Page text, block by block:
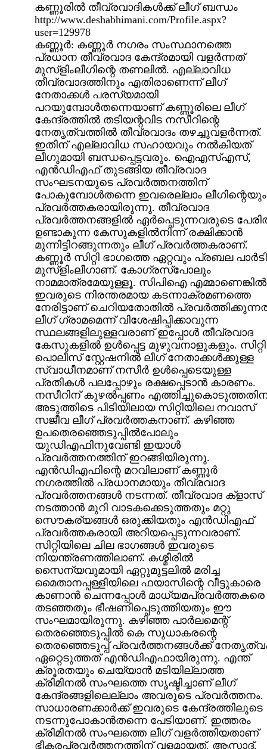
കണ്ണൂരില്‍ തീവ്രവാദികള്‍ക്ക് ലീഗ് ബന്ധം
http://www.deshabhimani.com/Profile.aspx?
user=129978
കണ്ണൂര്‍: കണ്ണൂര്‍ നഗരം സംസ്ഥാനത്തെ
പ്രധാന തീവ്രവാദ കേന്ദ്രമായി വളര്‍ന്നത്
മുസ്ളിംലീഗിന്റെ തണലില്‍. എല്ലാവിധ
തീവ്രവാദത്തിനും എതിരാണെന്ന് ലീഗ്
നേതാക്കള്‍ പരസ്യമായി
പറയുമ്പോള്‍തന്നെയാണ് കണ്ണൂരിലെ ലീഗ്
കേന്ദ്രത്തില്‍ തടിയന്റവിട നസീറിന്റെ
നേതൃത്വത്തില്‍ തീവ്രവാദം തഴച്ചുവളര്‍ന്നത്.
ഇതിന് എല്ലാവിധ സഹായവും നല്‍കിയത്
ലീഗുമായി ബന്ധപ്പെട്ടവരും. ഐഎസ്എസ്,
എന്‍ഡിഎഫ് തുടങ്ങിയ തീവ്രവാദ
സംഘടനയുടെ പ്രവര്‍ത്തനത്തിന്
പോകുമ്പോള്‍തന്നെ ഇവരെല്ലാം ലീഗിന്റെയും
പ്രവര്‍ത്തകരായിരുന്നു. തീവ്രവാദ
പ്രവര്‍ത്തനങ്ങളില്‍ ഏര്‍പ്പെടുന്നവരുടെ
ഉണ്ടാകുന്ന കേസുകളില്‍നിന്ന് രക്ഷിക്കാന്‍
മുന്നിട്ടിറങ്ങുന്നതും ലീഗ് പ്രവര്‍ത്തകരാണ്.
കണ്ണൂര്‍ സിറ്റി ഭാഗത്തെ ഏറ്റവും പ്രബല പാര്‍ടി
മുസ്ളിംലീഗാണ്. കോഗ്രസ്പോലും
നാമമാത്രമേയുള്ളൂ. സിപിഐ എമ്മാണെങ്കില്‍
ഇവരുടെ നിരന്തരമായ കടന്നാക്രമണത്തെ
നേരിട്ടാണ് ചെറിയതോതില്‍
ലീഗ് ഗ്രാമമെന്ന് വിശേഷിപ്പിക്കാവുന്ന
സ്ഥലങ്ങളിലുള്ളവരാണ് ഇപ്പോള്‍ തീവ്രവാദ
കേസുകളില്‍ ഉള്‍പ്പെട്ട മുഴുവനാളുകളും. സിറ്റി
പൊലീസ് സ്റ്റേഷനില്‍ ലീഗ് നേതാക്കള്‍ക്കുള്ള
സ്വാധീനമാണ് നസീര്‍ ഉള്‍പ്പെടെയുള്ള
പ്രതികള്‍ പലപ്പോഴും രക്ഷപ്പെടാന്‍ കാരണം.
നസീറിന് കുഴല്‍പ്പണം
അടുത്തിടെ പിടിയിലായ സിറ്റിയിലെ നവാസ്
സജീവ ലീഗ് പ്രവര്‍ത്തകനാണ്. കഴിഞ്ഞ
ഉപതെരഞ്ഞെടുപ്പില്‍പോലും
യുഡിഎഫിനുവേണ്ടി ഇയാള്‍
പ്രവര്‍ത്തനത്തിന് ഇറങ്ങിയിരുന്നു.
എന്‍ഡിഎഫിന്റെ മറവിലാണ് കണ്ണൂര്‍
നഗരത്തില്‍ പ്രധാനമായും തീവ്രവാദ
പ്രവര്‍ത്തനങ്ങള്‍ നടന്നത്. തീവ്രവാദ ക്ളാസ്
നടത്താന്‍ മുറി വാടകക്കെടുത്തതും മറ്റു
സൌകര്യങ്ങള്‍ ഒരുക്കിയതും എന്‍ഡിഎഫ്
പ്രവര്‍ത്തകരായി അറിയപ്പെടുന്നവരാണ്.
സിറ്റിയിലെ ചില ഭാഗങ്ങള്‍ ഇവരുടെ
നിയന്ത്രണത്തിലാണ്. കശ്മീരില്‍
സൈന്യവുമായി ഏറ്റുമുട്ടലില്‍ മരിച്ച
മൈതാനപ്പള്ളിയിലെ ഫയാസിന്റെ വീട്ടുകാരെ
കാണാന്‍ ചെന്നപ്പോള്‍ മാധ്യമപ്രവര്‍ത്തകരെ
തടഞ്ഞതും ഭീഷണിപ്പെടുത്തിയതും ഈ
സംഘമായിരുന്നു. കഴിഞ്ഞ പാര്‍ലമെന്റ്
തെരഞ്ഞെടുപ്പില്‍ കെ സുധാകരന്റെ
തെരഞ്ഞെടുപ്പ് പ്രവര്‍ത്തനങ്ങള്‍ക്ക്
ഏറ്റെടുത്തത് എന്‍ഡിഎഫായിരുന്നു. എന്ത്
ക്രൂരതയും ചെയ്യാന്‍ മടിയില്ലാത്ത
ക്രിമിനല്‍ സംഘത്തെ സൃഷ്ടിച്ചാണ് ലീഗ്
കേന്ദ്രങ്ങളിലെല്ലാം അവരുടെ പ്രവര്‍ത്തനം.
സാധാരണക്കാര്‍ക്ക് ഇവരുടെ കേന്ദ്രത്തിലൂടെ
നടന്നുപോകാന്‍തന്നെ പേടിയാണ്. ഇത്തരം
ക്രിമിനല്‍ സംഘത്തെ ലീഗ് വളര്‍ത്തിയതാണ്
ഭീകരപ്രവര്‍ത്തനത്തിന് വളമായത്. ആസാദ്,